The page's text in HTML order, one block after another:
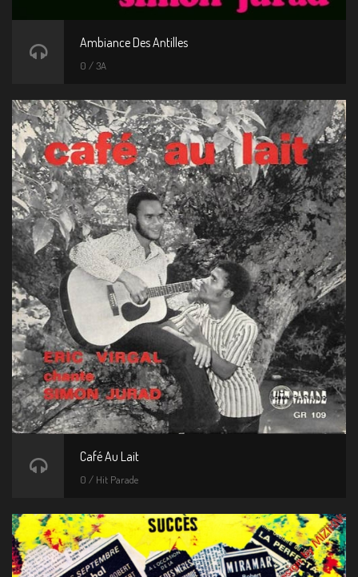
Ambiance Des Antilles
0 / 3A
Café Au Lait
0 / Hit Parade